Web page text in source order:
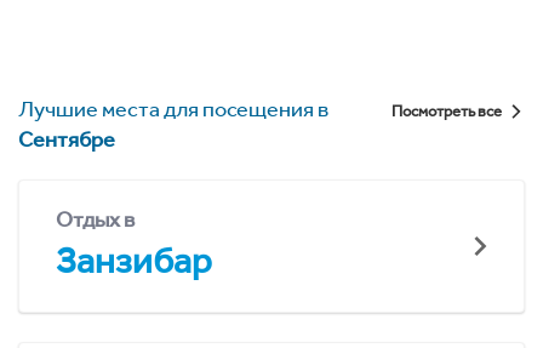
Лучшие места для посещения в
Сентябре
Посмотреть все
Отдых в
Занзибар